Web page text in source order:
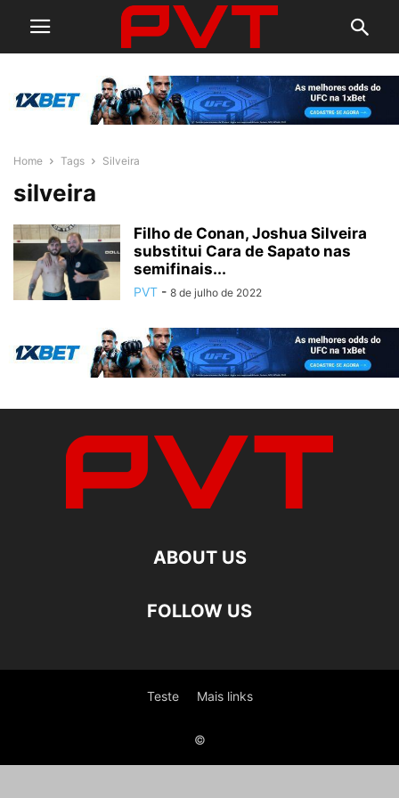
Home Tags Silveira
silveira
Filho de Conan, Joshua Silveira
substitui Cara de Sapato nas
semifinais...
PVT - 8 de julho de 2022
ABOUT US
FOLLOW US
Teste Mais links
©